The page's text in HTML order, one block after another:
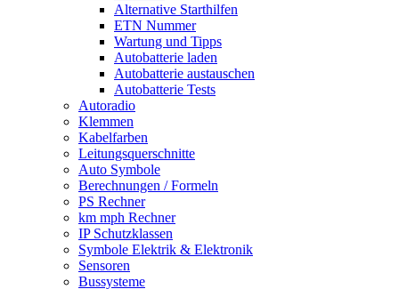
Alternative Starthilfen
ETN Nummer
Wartung und Tipps
Autobatterie laden
Autobatterie austauschen
Autobatterie Tests
Autoradio
Klemmen
Kabelfarben
Leitungsquerschnitte
Auto Symbole
Berechnungen / Formeln
PS Rechner
km mph Rechner
IP Schutzklassen
Symbole Elektrik & Elektronik
Sensoren
Bussysteme